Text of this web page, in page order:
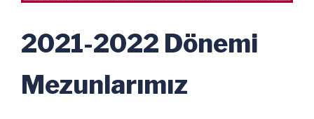
2021-2022 Dönemi
Mezunlarımız